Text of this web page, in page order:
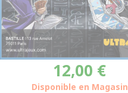
12,00 €
Disponible en Magasin